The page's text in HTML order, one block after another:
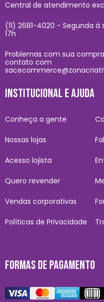
Central de atendimento
(11) 2681-4020 - Segunda
17h
Problemas com sua
contato com
INSTITUCIONAL E AJUDA
Conheça a gente
Nossas lojas
Acesso lojista
Quero revender
Vendas corporativas
Políticas de Privacidade
FORMAS DE PAGAMENTO